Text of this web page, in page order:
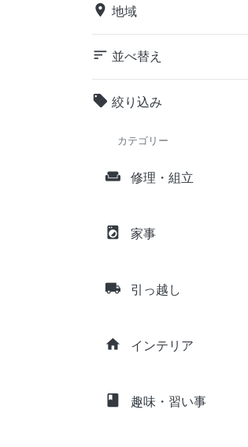
place 地域
sort 並べ替え
local_offer 絞り込み
カテゴリー
weekend 修理・組立
local_laundry_service 家事
local_shipping 引っ越し
home インテリア
class 趣味・習い事